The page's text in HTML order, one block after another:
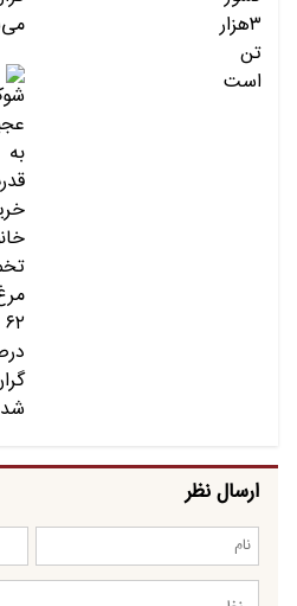
ارسال نظر